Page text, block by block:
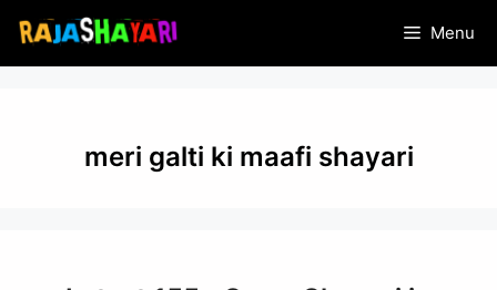
content
Menu
meri galti ki maafi shayari